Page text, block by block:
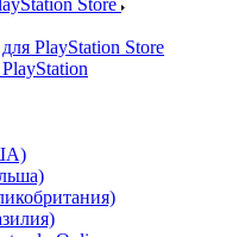
Store
PlayStation Store